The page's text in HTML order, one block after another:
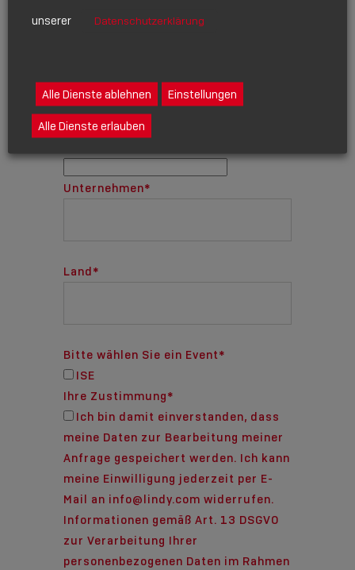
Unternehmen*
Land*
Bitte wählen Sie ein Event*
ISE
Ihre Zustimmung*
Ich bin damit einverstanden, dass
meine Daten zur Bearbeitung meiner
Anfrage gespeichert werden. Ich kann
meine Einwilligung jederzeit per E-
Mail an info@lindy.com widerrufen.
Informationen gemäß Art. 13 DSGVO
zur Verarbeitung Ihrer
personenbezogenen Daten im Rahmen
unserer
Datenschutzerklärung
Alle Dienste ablehnen Einstellungen
Alle Dienste erlauben